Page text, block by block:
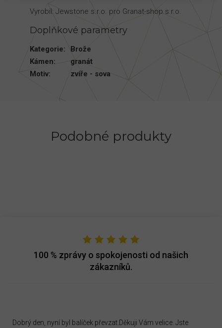
Vyrobil: Jewstone s.r.o. pro Granat-shop s.r.o.
Doplňkové parametry
Kategorie:
Brože
Kámen:
granát
Motiv: zvíře - sova
Podobné produkty
100 % zprávy o spokojenosti od našich
zákazníků.
Dobrý den, nyní byl balíček převzat.Děkuji Vám velice. Jste